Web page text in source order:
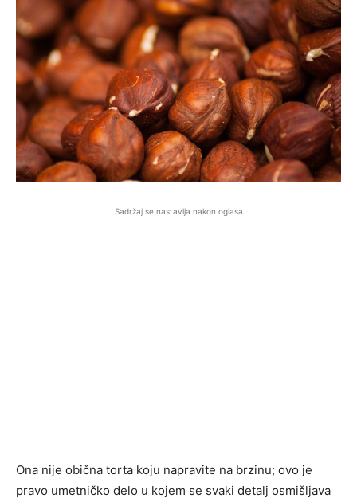
Sadržaj se nastavlja nakon oglasa
Ona nije obična torta koju napravite na brzinu; ovo je
pravo umetničko delo u kojem se svaki detalj osmišljava